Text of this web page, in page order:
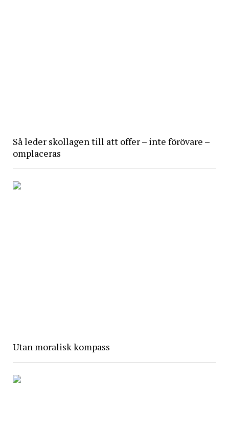
Så leder skollagen till att offer – inte förövare –
omplaceras
Utan moralisk kompass